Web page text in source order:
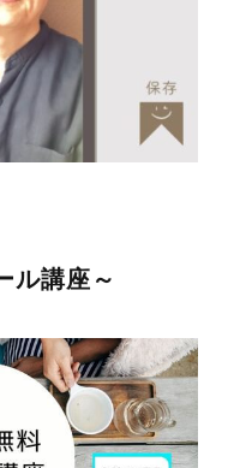
ル講座～